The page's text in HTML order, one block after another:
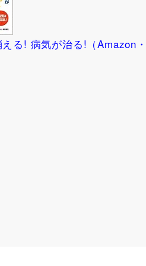
る! 病気が治る!（Amazon